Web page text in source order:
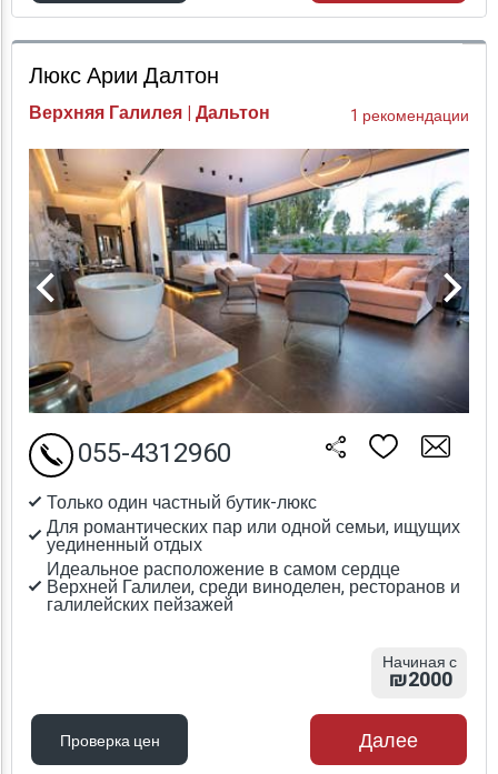
Проверка цен
Люкс Арии Далтон
Верхняя Галилея | Дальтон 1 рекомендации
Только один частный бутик-люкс
Для романтических пар или одной семьи, ищущих
уединенный отдых
Идеальное расположение в самом сердце
Верхней Галилеи, среди виноделен, ресторанов и
галилейских пейзажей
055-4312960
Начиная с
₪2000
Проверка цен Далее